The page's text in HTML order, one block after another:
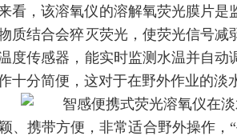
看，该溶氧仪的溶解氧荧光膜片是
质结合会猝灭荧光，使荧光信号
度传感器，能实时监测水温并自
十分简便，这对于在野外作业的淡
、携带方便，非常适合野外操作